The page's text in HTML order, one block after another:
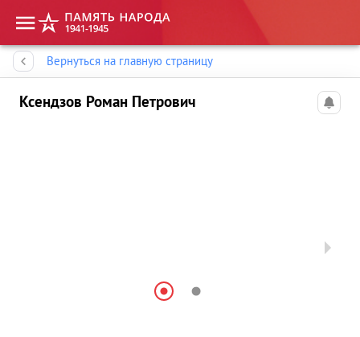
Вернуться на главную страницу
Ксендзов Роман Петрович
Память народа